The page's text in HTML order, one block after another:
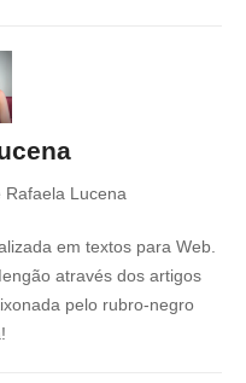
Rafaela Lucena
em textos para Web.
através dos artigos
pelo rubro-negro